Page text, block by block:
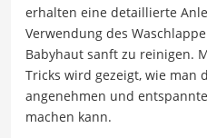
erhalten eine detaillierte
Verwendung des
Babyhaut sanft zu reinigen.
Tricks wird gezeigt, wie man
angenehmen und
machen kann.